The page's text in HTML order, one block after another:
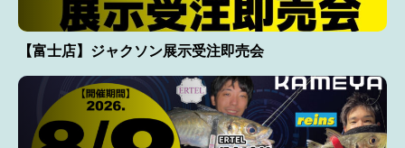
【富士店】ジャクソン展示受注即売会